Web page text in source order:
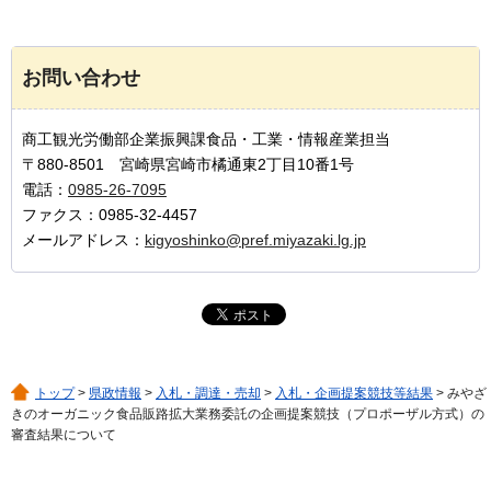
お問い合わせ
商工観光労働部企業振興課食品・工業・情報産業担当
〒880-8501 宮崎県宮崎市橘通東2丁目10番1号
電話： 0985-26-7095
ファクス：0985-32-4457
メールアドレス： kigyoshinko@pref.miyazaki.lg.jp
トップ> 県政情報 > 入札・調達・売却 > 入札・企画提案競技等結果 > みやざ
きのオーガニック食品販路拡大業務委託の企画提案競技（プロポーザル方式）の
審査結果について